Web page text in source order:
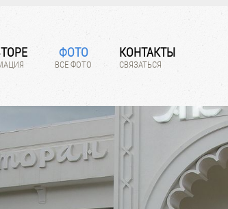
ФОТО
ВСЕ ФОТО
КОНТАКТЫ
СВЯЗАТЬСЯ